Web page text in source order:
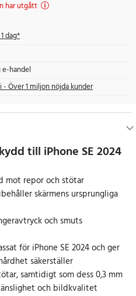
har utgått
dag*
e-handel
- Över 1 miljon nöjda kunder
till iPhone SE 2024
mot repor och stötar
skärmens ursprungliga
och smuts
för iPhone SE 2024 och ger
säkerställer
samtidigt som dess 0,3 mm
och bildkvalitet